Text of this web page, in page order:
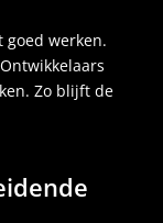
goed werken.
Zo blijft de